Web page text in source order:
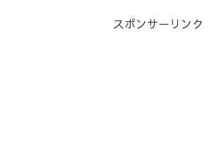
スポンサーリンク